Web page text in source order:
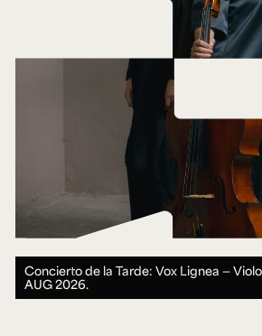
Concierto de la Tarde: Vox Lignea —
AUG 2026.